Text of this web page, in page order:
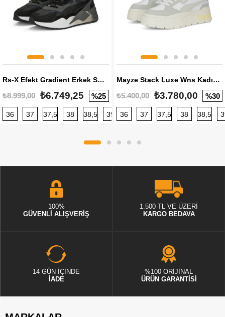
Rs-X Efekt Gradient Erkek Sneaker
₺8.999,00 ₺6.749,25 %25
36 37 37,5 38 38,5 39 40 40,5 41 42 42,5
Mayze Stack Luxe Wns Kadın Sneaker
₺5.400,00 ₺3.780,00 %30
36 37 37,5 38 38,5
100%
GÜVENLİ ALIŞVERİŞ
1.500 TL VE ÜZERİ
KARGO BEDAVA
14 GÜN İÇİNDE
İADE
%100 ORİJİNAL
ÜRÜN GARANTİSİ